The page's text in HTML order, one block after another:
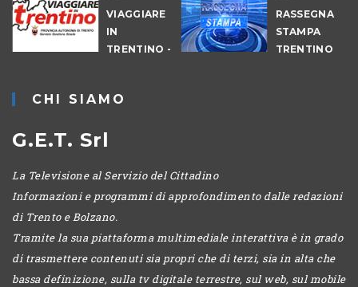
VIAGGIARE
IN
TRENTINO -
RASSEGNA
STAMPA
TRENTINO
CHI SIAMO
G.E.T. Srl
La Televisione al Servizio del Cittadino
Informazioni e programmi di approfondimento dalle redazioni
di Trento e Bolzano.
Tramite la sua piattaforma multimediale interattiva è in grado
di trasmettere contenuti sia propri che di terzi, sia in alta che
bassa definizione, sulla tv digitale terrestre, sul web, sul mobile